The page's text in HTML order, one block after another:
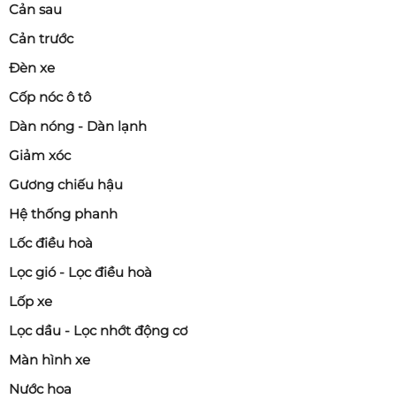
Cản sau
Cản trước
Đèn xe
Cốp nóc ô tô
Dàn nóng - Dàn lạnh
Giảm xóc
Gương chiếu hậu
Hệ thống phanh
Lốc điều hoà
Lọc gió - Lọc điều hoà
Lốp xe
Lọc dầu - Lọc nhớt động cơ
Màn hình xe
Nước hoa